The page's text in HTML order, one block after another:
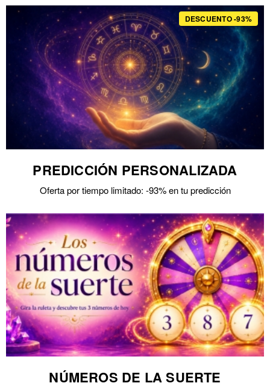
DESCUENTO -93%
PREDICCIÓN PERSONALIZADA
Oferta por tiempo limitado: -93% en tu predicción
NÚMEROS DE LA SUERTE